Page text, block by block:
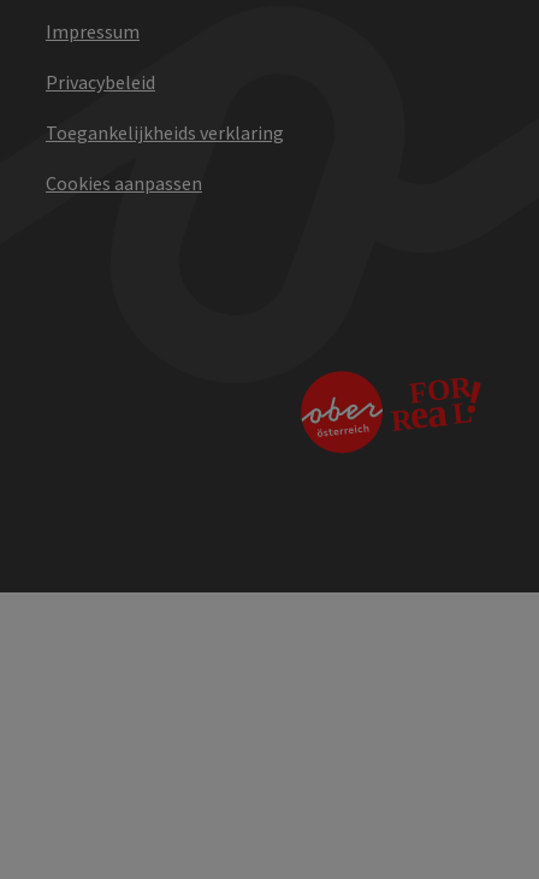
Impressum
Privacybeleid
Toegankelijkheids verklaring
Cookies aanpassen